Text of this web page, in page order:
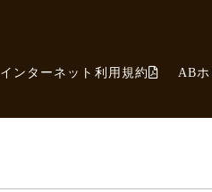
インターネット利用規約 AB